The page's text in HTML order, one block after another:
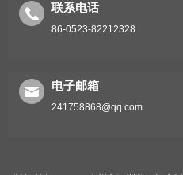
联系电话
86-0523-82212328
电子邮箱
241758868@qq.com